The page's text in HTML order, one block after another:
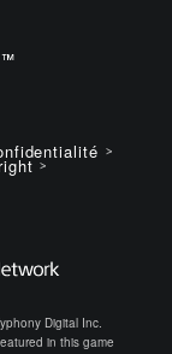
Digital Inc.
in this game